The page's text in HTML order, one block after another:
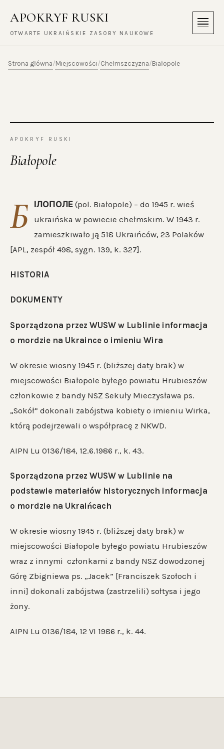
APOKRYF RUSKI
OTWARTE UKRAIŃSKIE ZASOBY NAUKOWE
Menu
Strona główna/Miejscowości/Chełmszczyzna/Białopole
APOKRYF RUSKI
Białopole
Б ІЛОПОЛЕ (pol. Białopole) – do 1945 r. wieś
ukraińska w powiecie chełmskim. W 1943 r.
zamieszkiwało ją 518 Ukraińców, 23 Polaków
[APL, zespół 498, sygn. 139, k. 327].
HISTORIA
DOKUMENTY
Sporządzona przez WUSW w Lublinie informacja
o mordzie na Ukraince o imieniu Wira
W okresie wiosny 1945 r. (bliższej daty brak) w
miejscowości Białopole byłego powiatu Hrubieszów
członkowie z bandy NSZ Sekuły Mieczysława ps.
„Sokół” dokonali zabójstwa kobiety o imieniu Wirka,
którą podejrzewali o współpracę z NKWD.
AIPN Lu 0136/184, 12.6.1986 r., k. 43.
Sporządzona przez WUSW w Lublinie na
podstawie materiałów historycznych informacja
o mordzie na Ukraińcach
W okresie wiosny 1945 r. (bliższej daty brak) w
miejscowości Białopole byłego powiatu Hrubieszów
wraz z innymi członkami z bandy NSZ dowodzonej
Górę Zbigniewa ps. „Jacek” [Franciszek Szołoch i
inni] dokonali zabójstwa (zastrzelili) sołtysa i jego
żony.
AIPN Lu 0136/184, 12 VI 1986 r., k. 44.